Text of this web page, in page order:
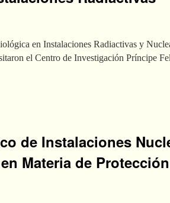
en Instalaciones Radiactivas y
el Centro de Investigación Príncipe
de Instalaciones
Materia de